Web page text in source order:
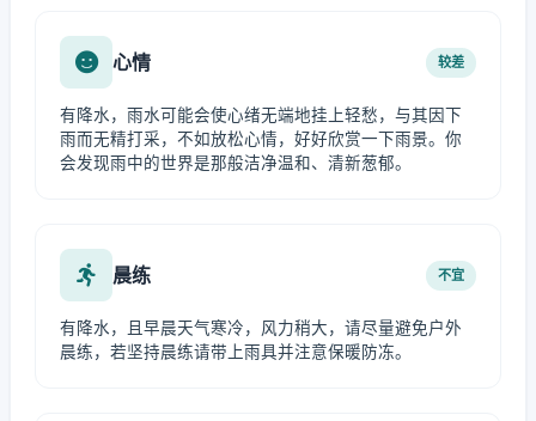
心情 较差
有降水，雨水可能会使心绪无端地挂上轻愁，与其因下
雨而无精打采，不如放松心情，好好欣赏一下雨景。你
会发现雨中的世界是那般洁净温和、清新葱郁。
晨练 不宜
有降水，且早晨天气寒冷，风力稍大，请尽量避免户外
晨练，若坚持晨练请带上雨具并注意保暖防冻。